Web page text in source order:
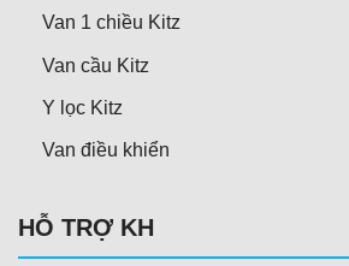
Van 1 chiều Kitz
Van cầu Kitz
Y lọc Kitz
Van điều khiển
HỖ TRỢ KH